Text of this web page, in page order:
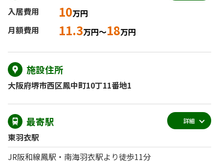
入居費用 10万円
月額費用
11.3万円～18万円
施設住所
大阪府堺市西区鳳中町10丁11番地1
最寄駅
東羽衣駅
JR阪和線鳳駅・南海羽衣駅より徒歩11分
詳細